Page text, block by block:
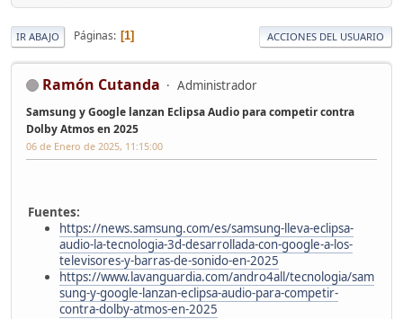
IR ABAJO Páginas 1 ACCIONES DEL USUARIO
Ramón Cutanda Administrador
Samsung y Google lanzan Eclipsa Audio para competir contra
Dolby Atmos en 2025
06 de Enero de 2025, 11:15:00
Fuentes:
https://news.samsung.com/es/samsung-lleva-eclipsa-
audio-la-tecnologia-3d-desarrollada-con-google-a-los-
televisores-y-barras-de-sonido-en-2025
https://www.lavanguardia.com/andro4all/tecnologia/sam
sung-y-google-lanzan-eclipsa-audio-para-competir-
contra-dolby-atmos-en-2025